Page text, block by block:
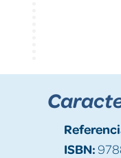
ISBN: